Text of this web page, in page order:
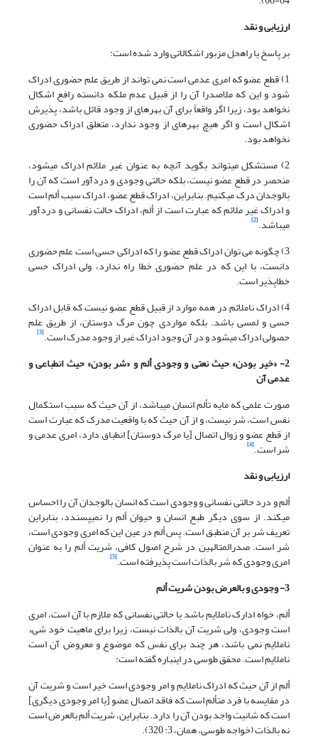
ارزیابی و نقد
بر پاسخ یا راه‏حل مزبور اشکالاتی وارد شده است:
1) قطع عضو که امری عدمی است نمی تواند از طریق علم حضوری ادراک
شود و این که ملاصدرا آن را از قبیل عدم ملکه دانسته رافع اشکال
نخواهد بود، زیرا اگر واقعاً برای آن بهره‏ای از وجود قائل باشد، پذیرش
اشکال است و اگر هیچ بهره‏ای از وجود ندارد، متعلق ادراک حضوری
نخواهد بود.
2) مستشکل می‏تواند بگوید آنچه به عنوان غیر ملائم ادراک می‏شود،
منحصر در قطع عضو نیست، بلکه حالتی وجودی و دردآور است که آن را
بالوجدان درک می‏کنیم. بنابراین، ادراک قطع عضو، ادراک سبب ألم است
و ادراک غیر ملائم که عبارت است از ألم، ادراک حالت نفسانی و دردآور
می‏باشد.[2]
3) چگونه می توان ادراک قطع عضو را که ادراکی حسی است علم حضوری
دانست، با این که در علم حضوری خطا راه ندارد، ولی ادراک حسی
خطاپذیر است.
4) ادراک ناملائم در همه موارد از قبیل قطع عضو نیست که قابل ادراک
حسی و لمسی باشد. بلکه مواردی چون مرگ دوستان، از طریق علم
حصولی ادراک می‏شود و در آن وجود ادراک غیر از وجود مدرک است.[3]
2- «خیر بودن» حیث نعتی و وجودی ألم و «شر بودن» حیث انطباعی و
عدمی آن
صورت علمی که مایه تألم انسان می‏باشد، از آن حیث که سبب استکمال
نفس است، شر نیست، و از آن حیث که با واقعیت مدرک که عبارت است
از قطع عضو و زوال اتصال [یا مرگ دوستان] انطباق دارد، امری عدمی و
شر است.[4]
ارزیابی و نقد
ألم و درد حالتی نفسانی و وجودی است که انسان بالوجدان آن را احساس
می‏کند. از سوی دیگر طبع انسان و حیوان ألم را نمی‏پسندد، بنابراین
تعریف شر بر آن منطبق است. پس ألم در عین این که امری وجودی است،
شر است. صدرالمتالهین در شرح اصول کافی، شریت ألم را به عنوان
امری وجودی که شر بالذات است پذیرفته است.[5]
3- وجودی و بالعرض بودن شریت ألم
ألم، خواه ادارک ناملایم باشد یا حالتی نفسانی که ملازم با آن است، امری
است وجودی، ولی شریت آن بالذات نیست، زیرا برای ماهیت خود شیء
ناملایم نمی باشد، هر چند برای نفس که موضوع و معروض آن است
ناملایم است. محقق طوسی در این‏باره گفته است:
ألم از آن حیث که ادراک ناملایم و امر وجودی است خیر است و شریت آن
در مقایسه با فرد متألم است که فاقد اتصال عضو [یا امر وجودی دیگری]
است که شانیت واجد بودن آن را دارد. بنابراین، شریت ألم بالعرض است
نه بالذات (خواجه طوسی، همان، 3: 320).